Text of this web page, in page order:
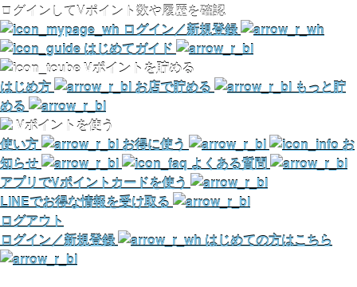
ログインしてVポイント数や履歴を確認
ログイン／新規登録
はじめてガイド
Vポイントを貯める
はじめ方
お店で貯める
もっと貯
める
Vポイントを使う
使い方
お得に使う
お
知らせ
よくある質問
アプリでVポイントカードを使う
LINEでお得な情報を受け取る
ログアウト
ログイン／新規登録
はじめての方はこちら